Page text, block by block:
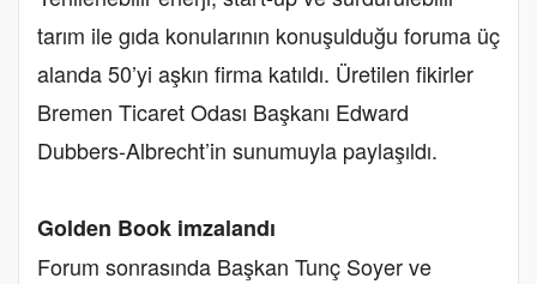
tarım ile gıda konularının konuşulduğu foruma üç
alanda 50’yi aşkın firma katıldı. Üretilen fikirler
Bremen Ticaret Odası Başkanı Edward
Dubbers-Albrecht’in sunumuyla paylaşıldı.
Golden Book imzalandı
Forum sonrasında Başkan Tunç Soyer ve